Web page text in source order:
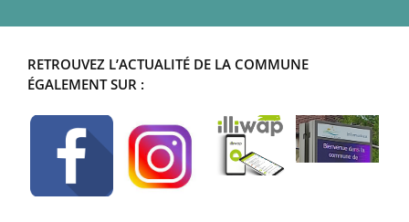
RETROUVEZ L’ACTUALITÉ DE LA COMMUNE
ÉGALEMENT SUR :